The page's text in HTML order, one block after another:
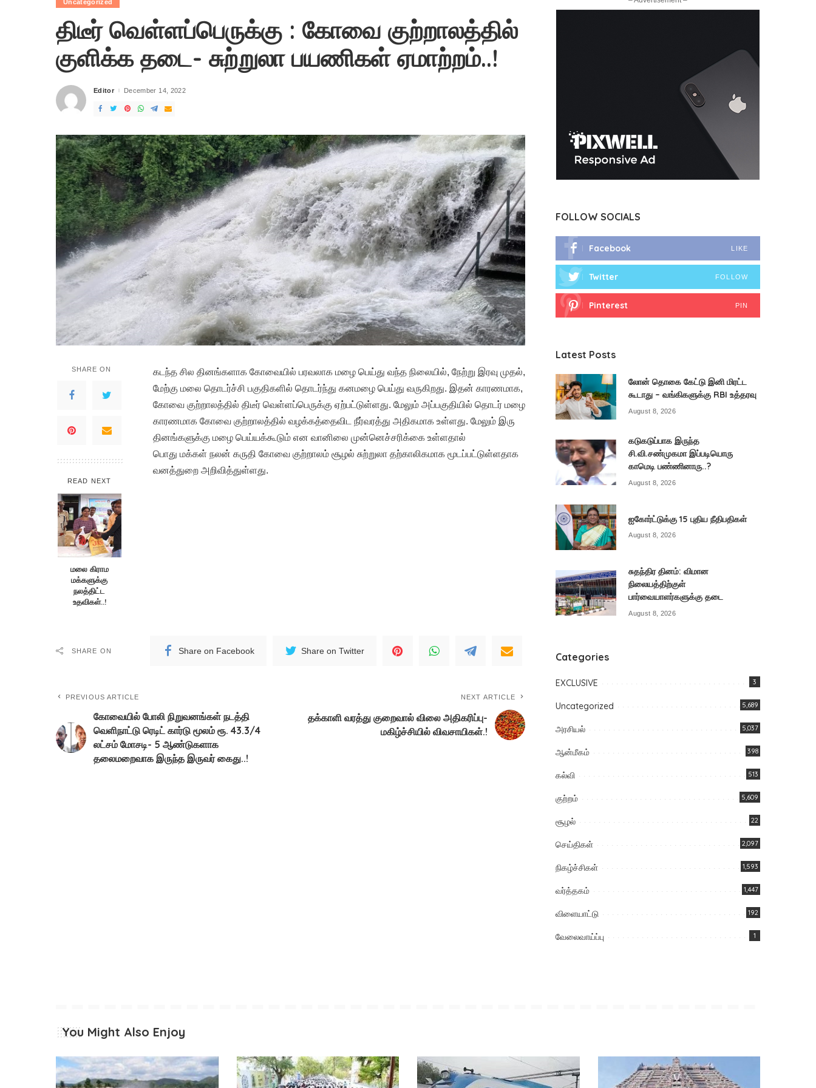
Uncategorized
திடீர் வெள்ளப்பெருக்கு : கோவை குற்றாலத்தில்
குளிக்க தடை- சுற்றுலா பயணிகள் ஏமாற்றம்..!
Posted
Editor December 14, 2022
SHARE ON
READ NEXT
மலை கிராம
மக்களுக்கு
நலத்திட்ட
உதவிகள்..!
கடந்த சில தினங்களாக கோவையில் பரவலாக மழை பெய்து வந்த நிலையில், நேற்று இரவு முதல்,
மேற்கு மலை தொடர்ச்சி பகுதிகளில் தொடர்ந்து கனமழை பெய்து வருகிறது. இதன் காரணமாக,
கோவை குற்றாலத்தில் திடீர் வெள்ளப்பெருக்கு ஏற்பட்டுள்ளது. மேலும் அப்பகுதியில் தொடர் மழை
காரணமாக கோவை குற்றாலத்தில் வழக்கத்தைவிட நீர்வரத்து அதிகமாக உள்ளது. மேலும் இரு
தினங்களுக்கு மழை பெய்யக்கூடும் என வானிலை முன்னெச்சரிக்கை உள்ளதால்
பொது மக்கள் நலன் கருதி கோவை குற்றாலம் சூழல் சுற்றுலா தற்காலிகமாக மூடப்பட்டுள்ளதாக
வனத்துறை அறிவித்துள்ளது.
SHARE ON Share on Facebook Share on Twitter
PREVIOUS ARTICLE
கோவையில் போலி நிறுவனங்கள் நடத்தி
வெளிநாட்டு ரெடிட் கார்டு மூலம் ரூ. 43.3/4
லட்சம் மோசடி- 5 ஆண்டுகளாக
தலைமறைவாக இருந்த இருவர் கைது..!
NEXT ARTICLE
தக்காளி வரத்து குறைவால் விலை அதிகரிப்பு-
மகிழ்ச்சியில் விவசாயிகள்.!
FOLLOW SOCIALS
Facebook LIKE
Twitter FOLLOW
Pinterest PIN
Latest Posts
லோன் தொகை கேட்டு இனி மிரட்ட
கூடாது – வங்கிகளுக்கு RBI உத்தரவு
August 8, 2026
கடுகடுப்பாக இருந்த
சி.வி.சண்முகமா இப்படியொரு
காமெடி பண்ணினாரு..?
August 8, 2026
ஐகோர்ட்டுக்கு 15 புதிய நீதிபதிகள்
August 8, 2026
சுதந்திர தினம்: விமான
நிலையத்திற்குள்
பார்வையாளர்களுக்கு தடை
August 8, 2026
Categories
EXCLUSIVE 3
Uncategorized 5,689
அரசியல் 5,037
ஆன்மீகம் 398
கல்வி 513
குற்றம் 5,609
சூழல் 22
செய்திகள் 2,097
நிகழ்ச்சிகள் 1,593
வர்த்தகம் 1,447
விளையாட்டு 192
வேலைவாய்ப்பு 1
You Might Also Enjoy